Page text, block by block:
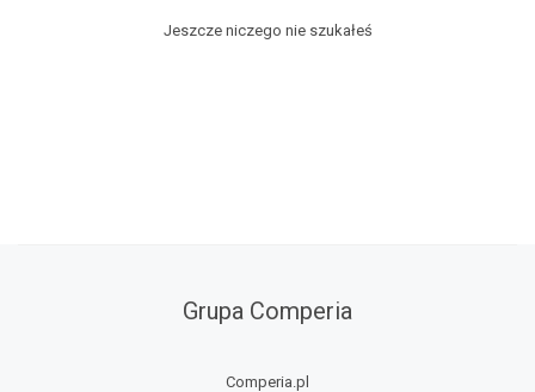
Jeszcze niczego nie szukałeś
Grupa Comperia
Comperia.pl